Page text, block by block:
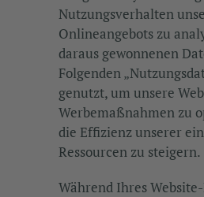
Nutzungsverhalten
Onlineangebots zu
daraus gewonnenen
Folgenden
genutzt, um unsere
Werbemaßnahmen zu
die Effizienz unserer
Ressourcen zu steigern.
Während Ihres